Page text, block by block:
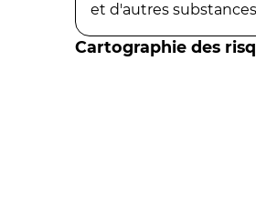
et d'autres
Cartographie des